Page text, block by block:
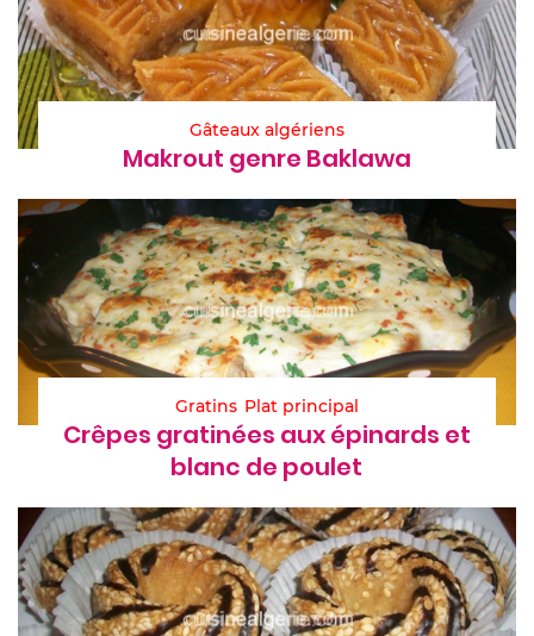
Gâteaux algériens
Makrout genre Baklawa
Gratins Plat principal
Crêpes gratinées aux épinards et
blanc de poulet